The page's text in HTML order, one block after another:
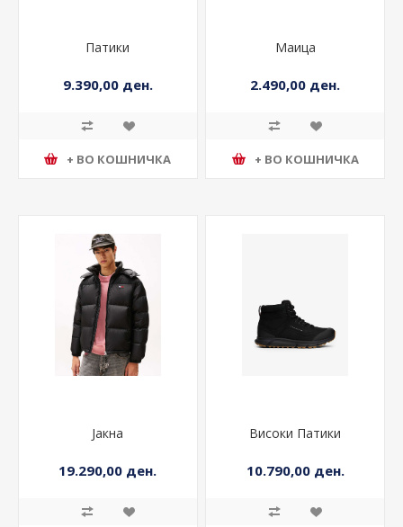
Патики
9.390,00 ден.
+ ВО КОШНИЧКА
Маица
2.490,00 ден.
+ ВО КОШНИЧКА
Јакна
19.290,00 ден.
Високи Патики
10.790,00 ден.